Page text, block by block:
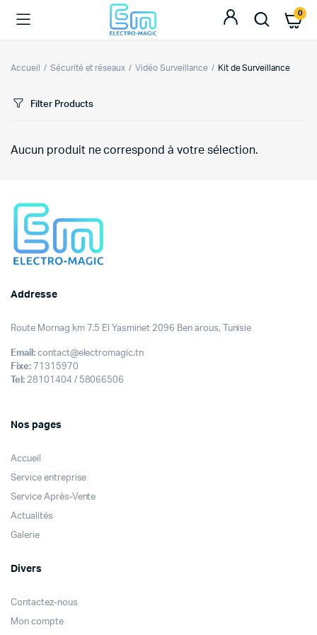
0
Accueil Sécurité et réseaux Vidéo Surveillance Kit de Surveillance
Filter Products
Aucun produit ne correspond à votre sélection.
Addresse
Route Mornag km 7.5 El Yasminet 2096 Ben arous, Tunisie
Email:contact@electromagic.tn
Fixe:71315970
Tel:28101404 / 58066506
Nos pages
Accueil
Service entreprise
Service Après-Vente
Actualités
Galerie
Divers
Contactez-nous
Mon compte